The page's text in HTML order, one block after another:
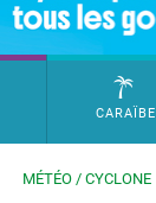
MÉTÉO / CYCLONE
CARAÏBE